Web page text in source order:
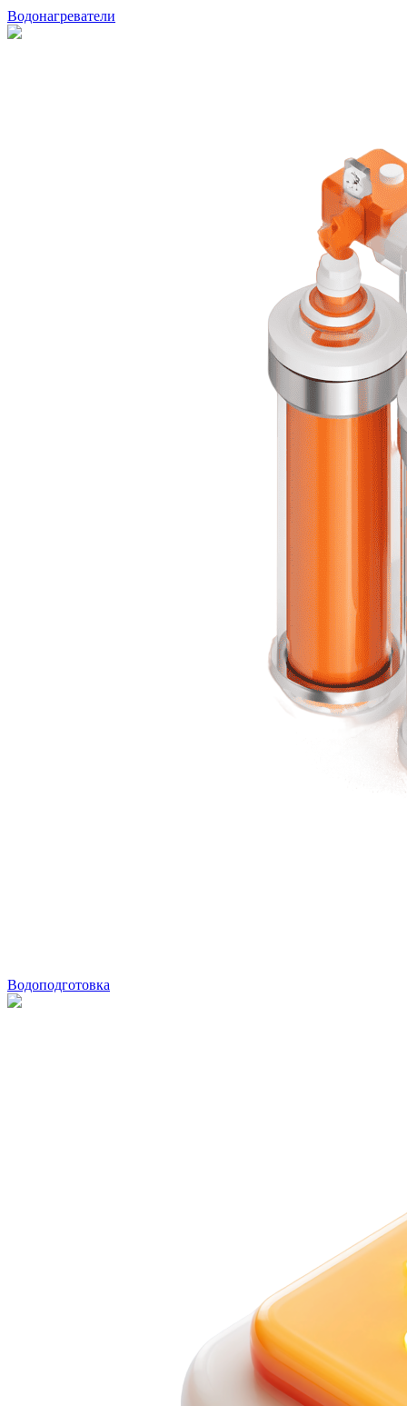
Водонагреватели
Водоподготовка